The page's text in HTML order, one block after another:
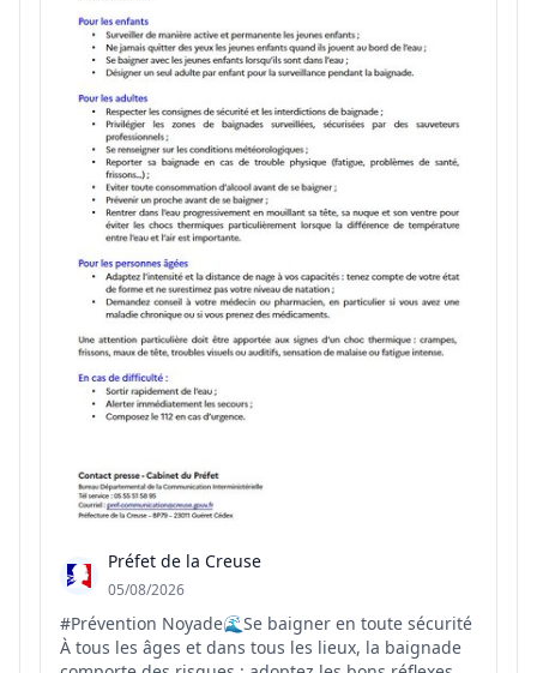
Préfet de la Creuse
05/08/2026
#Prévention Noyade🌊Se baigner en toute sécurité
À tous les âges et dans tous les lieux, la baignade